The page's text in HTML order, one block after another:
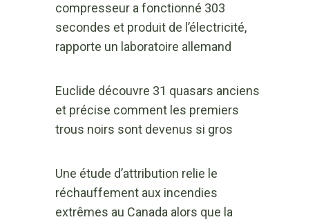
compresseur a fonctionné 303
secondes et produit de l’électricité,
rapporte un laboratoire allemand
Euclide découvre 31 quasars anciens
et précise comment les premiers
trous noirs sont devenus si gros
Une étude d’attribution relie le
réchauffement aux incendies
extrêmes au Canada alors que la